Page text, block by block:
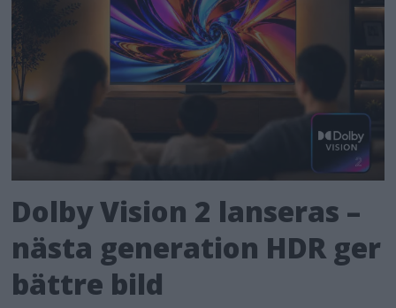
Dolby Vision 2 lanseras –
nästa generation HDR ger
bättre bild